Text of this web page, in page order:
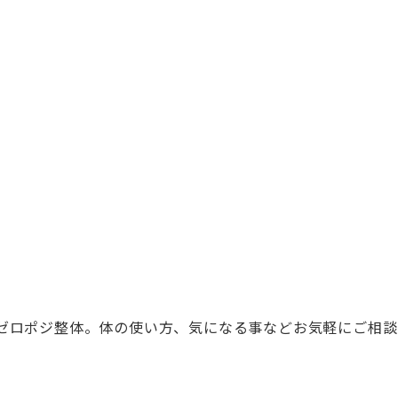
ロポジ整体。体の使い方、気になる事などお気軽にご相談